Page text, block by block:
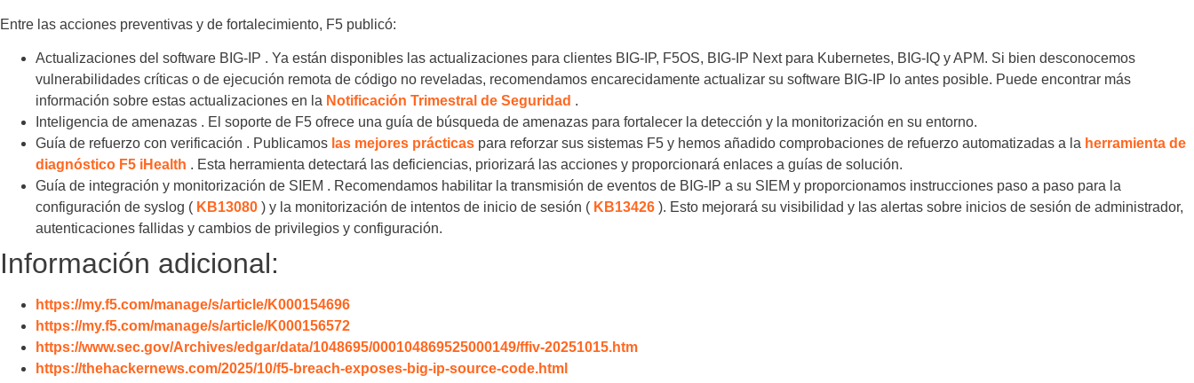
Entre las acciones preventivas y de fortalecimiento, F5 publicó:
Actualizaciones del software BIG-IP . Ya están disponibles las actualizaciones para clientes BIG-IP, F5OS, BIG-IP Next para Kubernetes, BIG-IQ y APM. Si bien desconocemos
vulnerabilidades críticas o de ejecución remota de código no reveladas, recomendamos encarecidamente actualizar su software BIG-IP lo antes posible. Puede encontrar más
información sobre estas actualizaciones en la Notificación Trimestral de Seguridad .
Inteligencia de amenazas . El soporte de F5 ofrece una guía de búsqueda de amenazas para fortalecer la detección y la monitorización en su entorno.
Guía de refuerzo con verificación . Publicamos las mejores prácticas para reforzar sus sistemas F5 y hemos añadido comprobaciones de refuerzo automatizadas a la herramienta de
diagnóstico F5 iHealth . Esta herramienta detectará las deficiencias, priorizará las acciones y proporcionará enlaces a guías de solución.
Guía de integración y monitorización de SIEM . Recomendamos habilitar la transmisión de eventos de BIG-IP a su SIEM y proporcionamos instrucciones paso a paso para la
configuración de syslog ( KB13080 ) y la monitorización de intentos de inicio de sesión ( KB13426 ). Esto mejorará su visibilidad y las alertas sobre inicios de sesión de administrador,
autenticaciones fallidas y cambios de privilegios y configuración.
Información adicional:
https://my.f5.com/manage/s/article/K000154696
https://my.f5.com/manage/s/article/K000156572
https://www.sec.gov/Archives/edgar/data/1048695/000104869525000149/ffiv-20251015.htm
https://thehackernews.com/2025/10/f5-breach-exposes-big-ip-source-code.html